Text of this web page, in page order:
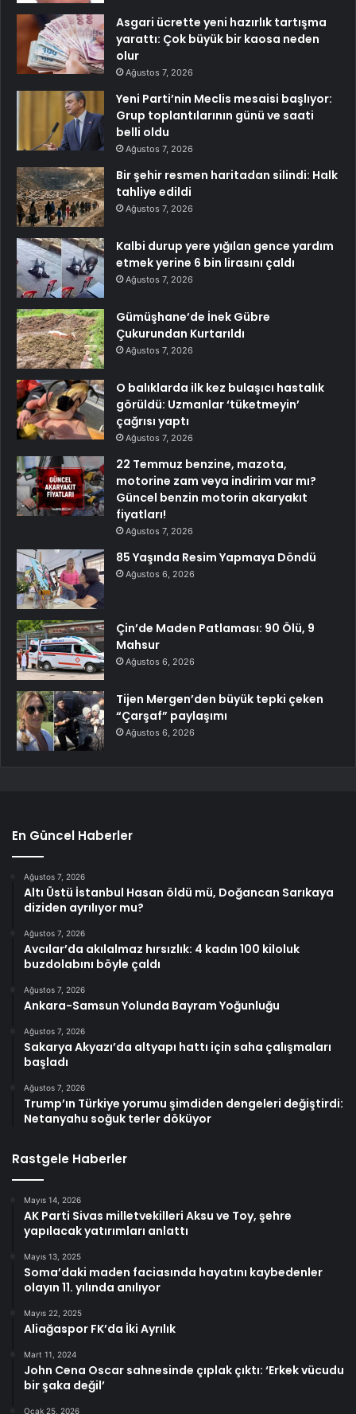
Asgari ücrette yeni hazırlık tartışma
yarattı: Çok büyük bir kaosa neden
olur
Ağustos 7, 2026
Yeni Parti’nin Meclis mesaisi başlıyor:
Grup toplantılarının günü ve saati
belli oldu
Ağustos 7, 2026
Bir şehir resmen haritadan silindi: Halk
tahliye edildi
Ağustos 7, 2026
Kalbi durup yere yığılan gence yardım
etmek yerine 6 bin lirasını çaldı
Ağustos 7, 2026
Gümüşhane’de İnek Gübre
Çukurundan Kurtarıldı
Ağustos 7, 2026
O balıklarda ilk kez bulaşıcı hastalık
görüldü: Uzmanlar ‘tüketmeyin’
çağrısı yaptı
Ağustos 7, 2026
22 Temmuz benzine, mazota,
motorine zam veya indirim var mı?
Güncel benzin motorin akaryakıt
fiyatları!
Ağustos 7, 2026
85 Yaşında Resim Yapmaya Döndü
Ağustos 6, 2026
Çin’de Maden Patlaması: 90 Ölü, 9
Mahsur
Ağustos 6, 2026
Tijen Mergen’den büyük tepki çeken
“Çarşaf” paylaşımı
Ağustos 6, 2026
En Güncel Haberler
Ağustos 7, 2026
Altı Üstü İstanbul Hasan öldü mü, Doğancan Sarıkaya
diziden ayrılıyor mu?
Ağustos 7, 2026
Avcılar’da akılalmaz hırsızlık: 4 kadın 100 kiloluk
buzdolabını böyle çaldı
Ağustos 7, 2026
Ankara-Samsun Yolunda Bayram Yoğunluğu
Ağustos 7, 2026
Sakarya Akyazı’da altyapı hattı için saha çalışmaları
başladı
Ağustos 7, 2026
Trump’ın Türkiye yorumu şimdiden dengeleri değiştirdi:
Netanyahu soğuk terler döküyor
Rastgele Haberler
Mayıs 14, 2026
AK Parti Sivas milletvekilleri Aksu ve Toy, şehre
yapılacak yatırımları anlattı
Mayıs 13, 2025
Soma’daki maden faciasında hayatını kaybedenler
olayın 11. yılında anılıyor
Mayıs 22, 2025
Aliağaspor FK’da İki Ayrılık
Mart 11, 2024
John Cena Oscar sahnesinde çıplak çıktı: ‘Erkek vücudu
bir şaka değil’
Ocak 25, 2026